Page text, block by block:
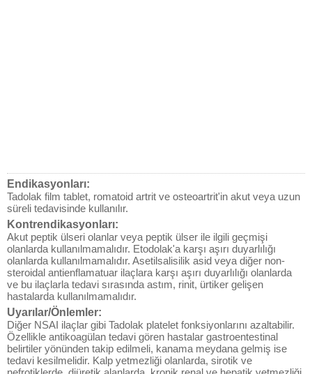
Endikasyonları:
Tadolak film tablet, romatoid artrit ve osteoartrit'in akut veya uzun
süreli tedavisinde kullanılır.
Kontrendikasyonları:
Akut peptik ülseri olanlar veya peptik ülser ile ilgili geçmişi
olanlarda kullanılmamalıdır. Etodolak'a karşı aşırı duyarlılığı
olanlarda kullanılmamalıdır. Asetilsalisilik asid veya diğer non-
steroidal antienflamatuar ilaçlara karşı aşırı duyarlılığı olanlarda
ve bu ilaçlarla tedavi sırasında astım, rinit, ürtiker gelişen
hastalarda kullanılmamalıdır.
Uyarılar/Önlemler:
Diğer NSAI ilaçlar gibi Tadolak platelet fonksiyonlarını azaltabilir.
Özellikle antikoagülan tedavi gören hastalar gastroentestinal
belirtiler yönünden takip edilmeli, kanama meydana gelmiş ise
tedavi kesilmelidir. Kalp yetmezliği olanlarda, sirotik ve